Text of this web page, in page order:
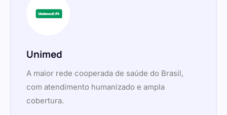
Unimed
A maior rede cooperada de saúde do Brasil,
com atendimento humanizado e ampla
cobertura.